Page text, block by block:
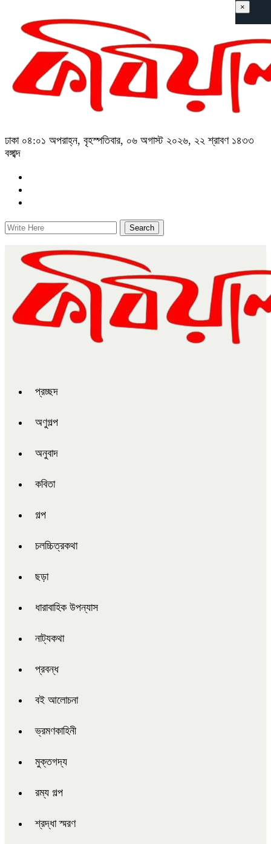
ঢাকা ০৪:০১ অপরাহ্ন, বৃহস্পতিবার, ০৬ অগাস্ট ২০২৬, ২২ শ্রাবণ ১৪৩৩
বঙ্গাব্দ
প্রচ্ছদ
অণুগল্প
অনুবাদ
কবিতা
গল্প
চলচ্চিত্রকথা
ছড়া
ধারাবাহিক উপন্যাস
নাট্যকথা
প্রবন্ধ
বই আলোচনা
ভ্রমণকাহিনী
মুক্তগদ্য
রম্য গল্প
শ্রদ্ধা স্মরণ
×